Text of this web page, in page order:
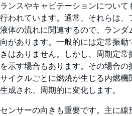
ランスやキャビテーションについ
行われています。通常、それらは、
液体の流れに関連するので、ラン
向があります。一般的には定常振
きはありません。しかし、周期定
を示す場合もあります。その場合の
サイクルごとに燃焼が生じる内燃機
生成され、周期的に変化します。
センサーの向きも重要です。主に線